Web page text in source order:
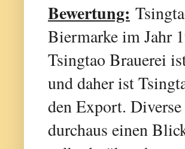
Bewertung:
Biermarke im Jahr
Tsingtao Brauerei
und daher ist
den Export.
durchaus einen